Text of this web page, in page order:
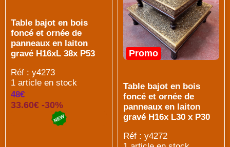
Table bajot en bois
foncé et ornée de
panneaux en laiton
gravé H16xL 38x P53
Réf : y4273
1 article en stock
48€
33.60€ -30%
Promo
Table bajot en bois
foncé et ornée de
panneaux en laiton
gravé H16x L30 x P30
Réf : y4272